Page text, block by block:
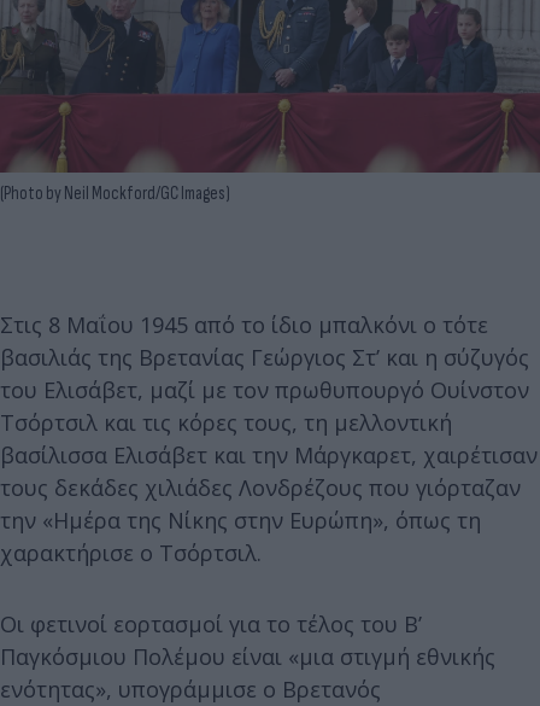
(Photo by Neil Mockford/GC Images)
Στις 8 Μαΐου 1945 από το ίδιο μπαλκόνι ο τότε
βασιλιάς της Βρετανίας Γεώργιος Στ’ και η σύζυγός
του Ελισάβετ, μαζί με τον πρωθυπουργό Ουίνστον
Τσόρτσιλ και τις κόρες τους, τη μελλοντική
βασίλισσα Ελισάβετ και την Μάργκαρετ, χαιρέτισαν
τους δεκάδες χιλιάδες Λονδρέζους που γιόρταζαν
την «Ημέρα της Νίκης στην Ευρώπη», όπως τη
χαρακτήρισε ο Τσόρτσιλ.
Οι φετινοί εορτασμοί για το τέλος του Β’
Παγκόσμιου Πολέμου είναι «μια στιγμή εθνικής
ενότητας», υπογράμμισε ο Βρετανός